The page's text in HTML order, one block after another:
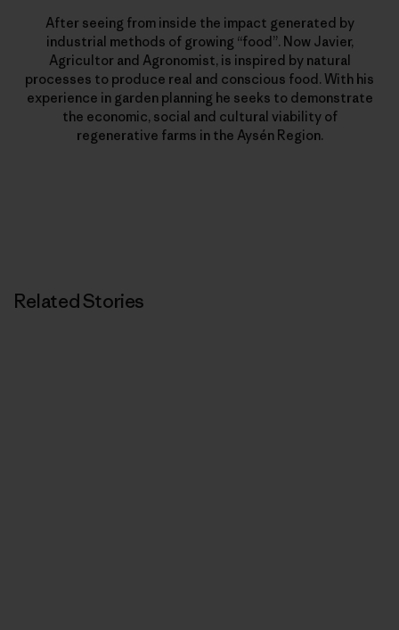
After seeing from inside the impact generated by
industrial methods of growing “food”. Now Javier,
Agricultor and Agronomist, is inspired by natural
processes to produce real and conscious food. With his
experience in garden planning he seeks to demonstrate
the economic, social and cultural viability of
regenerative farms in the Aysén Region.
Related Stories